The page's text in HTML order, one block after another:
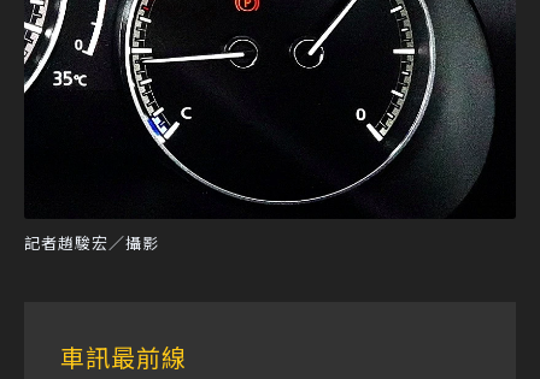
記者趙駿宏／攝影
車訊最前線